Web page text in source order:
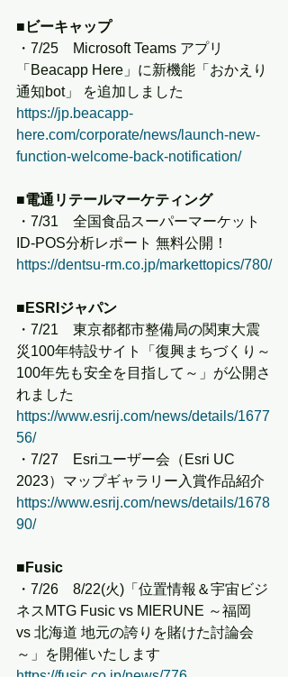
■ビーキャップ
・7/25　Microsoft Teams アプリ
「Beacapp Here」に新機能「おかえり
通知bot」 を追加しました
https://jp.beacapp-
here.com/corporate/news/launch-new-
function-welcome-back-notification/
■電通リテールマーケティング
・7/31　全国食品スーパーマーケット
ID-POS分析レポート 無料公開！
https://dentsu-rm.co.jp/markettopics/780/
■ESRIジャパン
・7/21　東京都都市整備局の関東大震
災100年特設サイト「復興まちづくり～
100年先も安全を目指して～」が公開さ
れました
https://www.esrij.com/news/details/1677
56/
・7/27　Esriユーザー会（Esri UC
2023）マップギャラリー入賞作品紹介
https://www.esrij.com/news/details/1678
90/
■Fusic
・7/26　8/22(火)「位置情報＆宇宙ビジ
ネスMTG Fusic vs MIERUNE ～福岡
vs 北海道 地元の誇りを賭けた討論会
～」を開催いたします